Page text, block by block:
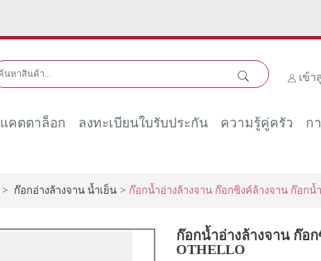
เข้า
แคตตาล็อก ลงทะเบียนใบรับประกัน ความรู้คู่ครัว
ก
> ก๊อกอ่างล้างจาน น้ำเย็น > ก๊อกน้ำอ่างล้างจาน ก๊อกซิงค์ล้างจาน ก๊อกน้
ก๊อกน้ำอ่างล้างจาน ก๊อ
OTHELLO